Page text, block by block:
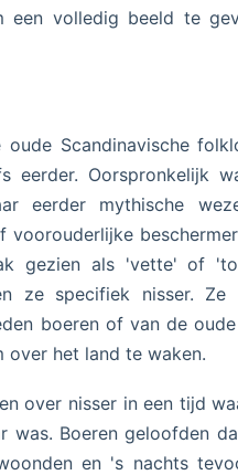
een volledig beeld te
Scandinavische
Oorspronkelijk
eerder mythische
voorouderlijke
gezien als 'vette' of
ze specifiek nisser. Ze
boeren of van de
over het land te waken.
over nisser in een tijd
was. Boeren geloofden
en 's nachts